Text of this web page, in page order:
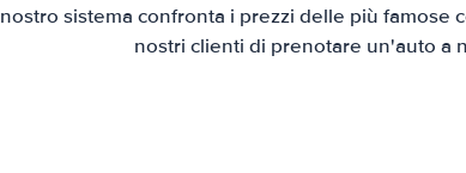
nostro sistema confronta i prezzi delle più
nostri clienti di prenotare un'auto a